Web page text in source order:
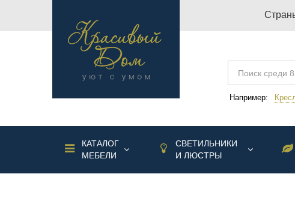
Например:
КАТАЛОГ
МЕБЕЛИ
СВЕТИЛЬНИКИ
И ЛЮСТРЫ